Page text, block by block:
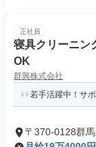
正社員
寝具クリーニン
OK
群興株式会社
若手活躍中！サ
〒370-0128群